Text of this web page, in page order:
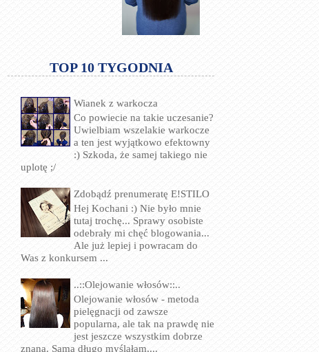
TOP 10 TYGODNIA
Wianek z warkocza
Co powiecie na takie uczesanie?
Uwielbiam wszelakie warkocze
a ten jest wyjątkowo efektowny
:) Szkoda, że samej takiego nie
uplotę ;/
Zdobądź prenumeratę E!STILO
Hej Kochani :) Nie było mnie
tutaj trochę... Sprawy osobiste
odebrały mi chęć blogowania...
Ale już lepiej i powracam do
Was z konkursem ...
..::Olejowanie włosów::..
Olejowanie włosów - metoda
pielęgnacji od zawsze
popularna, ale tak na prawdę nie
jest jeszcze wszystkim dobrze
znana. Sama długo myślałam,...